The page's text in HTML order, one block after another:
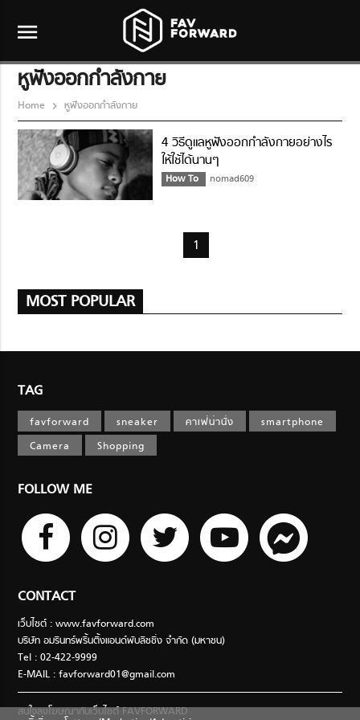
menu
หูฟังออกกำลังกาย
Home หูฟังออกกำลังกาย
4 วิธีดูแลหูฟังออกกำลังกายอย่างไร
ให้ใช้ได้นานๆ
How To nomad609
1
MOST POPULAR
TAG
favforward sneaker คาเฟ่น่านั่ง
smartphone
Camera
Shopping
FOLLOW ME
CONTACT
เว็บไซต์ : www.favforward.com
บริษัท อมรินทร์พริ้นติ้งแอนด์พับลิชชิ่ง จำกัด (มหาชน)
Tel : 02-422-9999
E-MAIL :favforward01@gmail.com
สนใจลงโฆษณากับเว็บไซต์ FAVFORWARD